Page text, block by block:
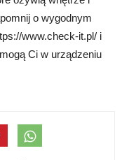
o wygodnym
www.check-it.pl/ i
Ci w urządzeniu